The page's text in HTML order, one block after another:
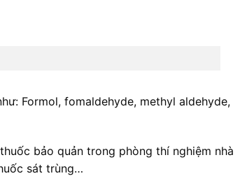
Formol, fomaldehyde, methyl aldehyde,
bảo quản trong phòng thí nghiệm nhà
sát trùng…